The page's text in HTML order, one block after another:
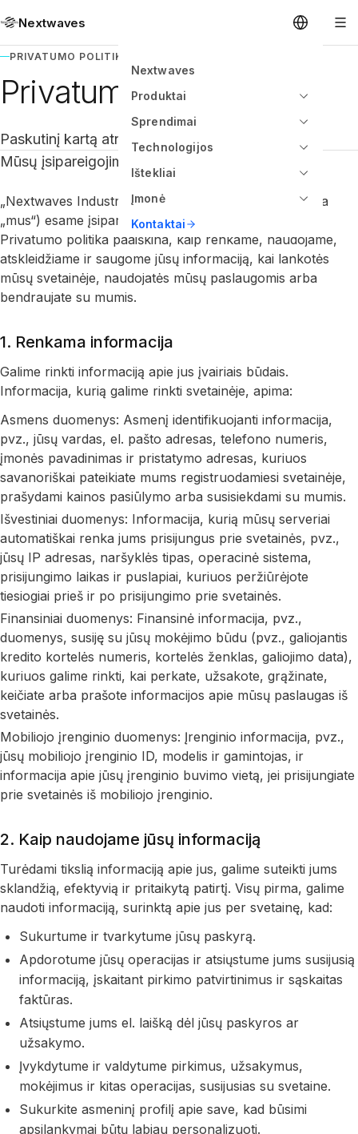
Nextwaves
Nextwaves
Produktai
Sprendimai
Technologijos
Ištekliai
Įmonė
Kontaktai
PRIVATUMO POLITIKA
Privatumo politika
Paskutinį kartą atnaujinta: 2025 m. sausis
Mūsų įsipareigojimas jūsų privatumui.
„Nextwaves Industries PTE LTD.“ („mes“, „mūsų“ arba
„mus“) esame įsipareigoję saugoti jūsų privatumą. Ši
Privatumo politika paaiškina, kaip renkame, naudojame,
atskleidžiame ir saugome jūsų informaciją, kai lankotės
mūsų svetainėje, naudojatės mūsų paslaugomis arba
bendraujate su mumis.
1. Renkama informacija
Galime rinkti informaciją apie jus įvairiais būdais.
Informacija, kurią galime rinkti svetainėje, apima:
Asmens duomenys: Asmenį identifikuojanti informacija,
pvz., jūsų vardas, el. pašto adresas, telefono numeris,
įmonės pavadinimas ir pristatymo adresas, kuriuos
savanoriškai pateikiate mums registruodamiesi svetainėje,
prašydami kainos pasiūlymo arba susisiekdami su mumis.
Išvestiniai duomenys: Informacija, kurią mūsų serveriai
automatiškai renka jums prisijungus prie svetainės, pvz.,
jūsų IP adresas, naršyklės tipas, operacinė sistema,
prisijungimo laikas ir puslapiai, kuriuos peržiūrėjote
tiesiogiai prieš ir po prisijungimo prie svetainės.
Finansiniai duomenys: Finansinė informacija, pvz.,
duomenys, susiję su jūsų mokėjimo būdu (pvz., galiojantis
kredito kortelės numeris, kortelės ženklas, galiojimo data),
kuriuos galime rinkti, kai perkate, užsakote, grąžinate,
keičiate arba prašote informacijos apie mūsų paslaugas iš
svetainės.
Mobiliojo įrenginio duomenys: Įrenginio informacija, pvz.,
jūsų mobiliojo įrenginio ID, modelis ir gamintojas, ir
informacija apie jūsų įrenginio buvimo vietą, jei prisijungiate
prie svetainės iš mobiliojo įrenginio.
2. Kaip naudojame jūsų informaciją
Turėdami tikslią informaciją apie jus, galime suteikti jums
sklandžią, efektyvią ir pritaikytą patirtį. Visų pirma, galime
naudoti informaciją, surinktą apie jus per svetainę, kad:
Sukurtume ir tvarkytume jūsų paskyrą.
Apdorotume jūsų operacijas ir atsiųstume jums susijusią
informaciją, įskaitant pirkimo patvirtinimus ir sąskaitas
faktūras.
Atsiųstume jums el. laišką dėl jūsų paskyros ar
užsakymo.
Įvykdytume ir valdytume pirkimus, užsakymus,
mokėjimus ir kitas operacijas, susijusias su svetaine.
Sukurkite asmeninį profilį apie save, kad būsimi
apsilankymai būtų labiau personalizuoti.